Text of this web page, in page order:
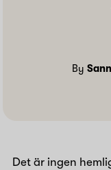
By
Det är ingen